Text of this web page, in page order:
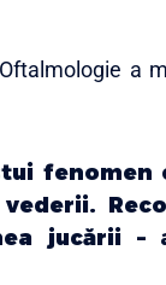
a
fenomen
jucării –